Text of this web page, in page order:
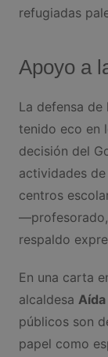
refugiadas
Apoyo a
La defensa de
tenido eco en
decisión del
actividades
centros
respaldo
En una carta
alcaldesa
públicos son
papel como